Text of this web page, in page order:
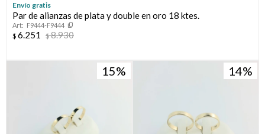
Envío gratis
Par de alianzas de plata y double en oro 18 ktes.
F9444-F9444
$ 6.251 $8.930
15 14